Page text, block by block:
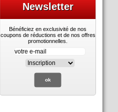
Newsletter
Bénéficiez en exclusivité de nos
coupons de réductions et de nos offres
promotionnelles.